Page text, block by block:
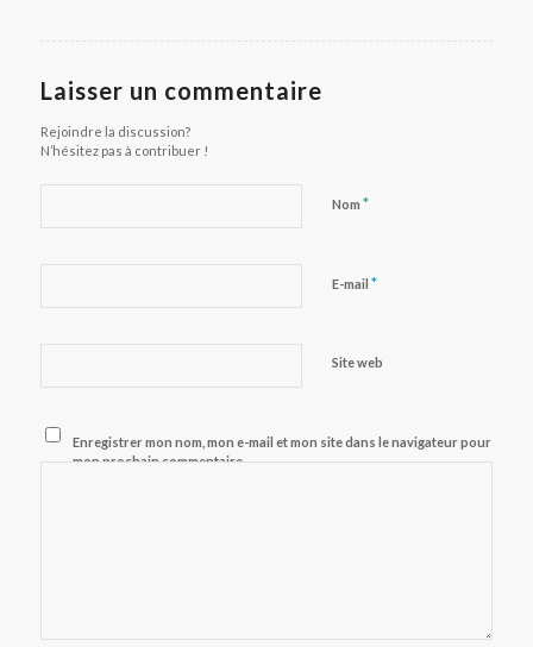
Laisser un commentaire
Rejoindre la discussion?
N’hésitez pas à contribuer !
Nom *
E-mail *
Site web
Enregistrer mon nom, mon e-mail et mon site dans le navigateur pour
mon prochain commentaire.